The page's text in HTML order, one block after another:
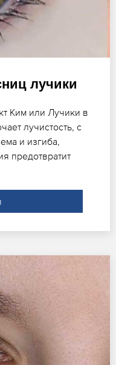
лучики
Ким или Лучики в
лучистость, с
и изгиба,
предотвратит